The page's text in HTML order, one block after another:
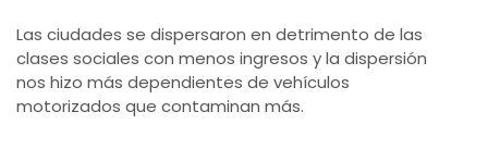
Las ciudades se dispersaron en detrimento de las
clases sociales con menos ingresos y la dispersión
nos hizo más dependientes de vehículos
motorizados que contaminan más.